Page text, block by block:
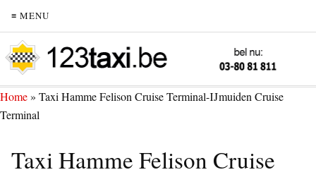
≡ MENU
Home» Taxi Hamme Felison Cruise Terminal-IJmuiden Cruise
Terminal
Taxi Hamme Felison Cruise